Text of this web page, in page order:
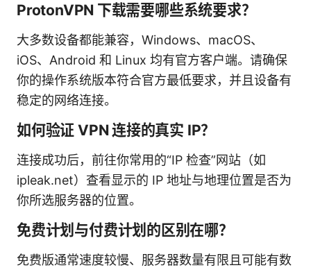
ProtonVPN 下载需要哪些系统要求？
大多数设备都能兼容，Windows、macOS、
iOS、Android 和 Linux 均有官方客户端。请确保
你的操作系统版本符合官方最低要求，并且设备有
稳定的网络连接。
如何验证 VPN 连接的真实 IP？
连接成功后，前往你常用的“IP 检查”网站（如
ipleak.net）查看显示的 IP 地址与地理位置是否为
你所选服务器的位置。
免费计划与付费计划的区别在哪？
免费版通常速度较慢、服务器数量有限且可能有数